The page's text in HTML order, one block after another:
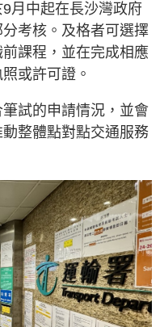
月中起在長沙灣政府
考核。及格者可選擇
課程，並在完成相應
或許可證。
試的申請情況，並會
整體點對點交通服務